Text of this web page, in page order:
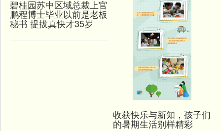
碧桂园苏中区域总裁上官
鹏程博士毕业以前是老板
秘书 提拔真快才35岁
收获快乐与新知，孩子们
的暑期生活别样精彩